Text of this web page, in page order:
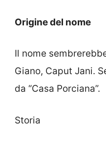
Origine del nome
Il nome
Giano, Caput Jani.
da “Casa Porciana”.
Storia